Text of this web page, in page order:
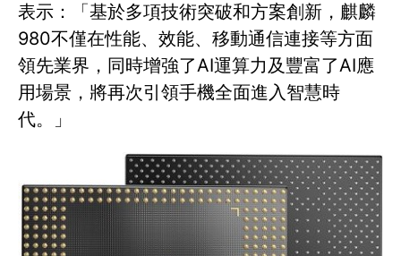
表示：「基於多項技術突破和方案創新，麒麟
980不僅在性能、效能、移動通信連接等方面
領先業界，同時增強了AI運算力及豐富了AI應
用場景，將再次引領手機全面進入智慧時
代。」